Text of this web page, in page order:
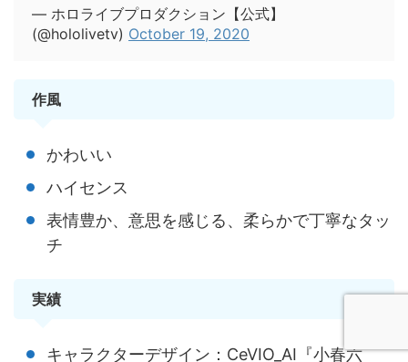
— ホロライブプロダクション【公式】
(@hololivetv) October 19, 2020
作風
かわいい
ハイセンス
表情豊か、意思を感じる、柔らかで丁寧なタッ
チ
実績
キャラクターデザイン：CeVIO_AI『小春六